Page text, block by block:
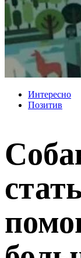
Интересно
Позитив